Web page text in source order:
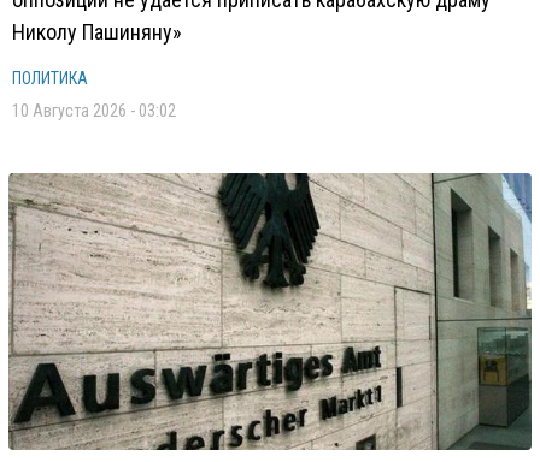
Николу Пашиняну»
ПОЛИТИКА
10 Августа 2026 - 03:02